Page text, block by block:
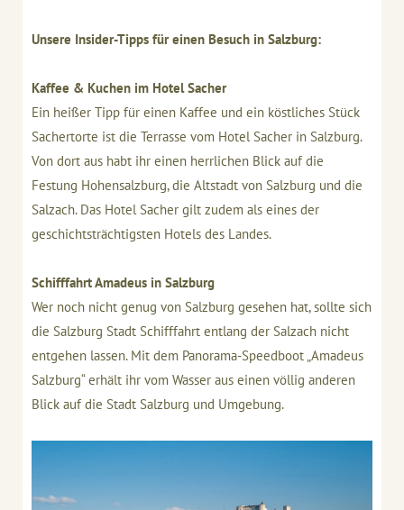
Unsere Insider-Tipps für einen Besuch in Salzburg:
Kaffee & Kuchen im Hotel Sacher
Ein heißer Tipp für einen Kaffee und ein köstliches Stück
Sachertorte ist die Terrasse vom Hotel Sacher in Salzburg.
Von dort aus habt ihr einen herrlichen Blick auf die
Festung Hohensalzburg, die Altstadt von Salzburg und die
Salzach. Das Hotel Sacher gilt zudem als eines der
geschichtsträchtigsten Hotels des Landes.
Schifffahrt Amadeus in Salzburg
Wer noch nicht genug von Salzburg gesehen hat, sollte sich
die Salzburg Stadt Schifffahrt entlang der Salzach nicht
entgehen lassen. Mit dem Panorama-Speedboot „Amadeus
Salzburg“ erhält ihr vom Wasser aus einen völlig anderen
Blick auf die Stadt Salzburg und Umgebung.